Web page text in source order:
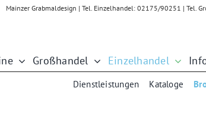
Mainzer Grabmaldesign | Tel. Einzelhandel: 02175/90251 |
Großhandel Einzelhandel
Dienstleistungen Kataloge